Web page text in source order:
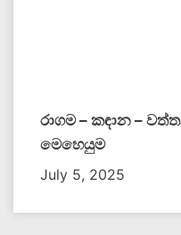
රාගම – කඳාන –
මෙහෙයුම
July 5, 2025